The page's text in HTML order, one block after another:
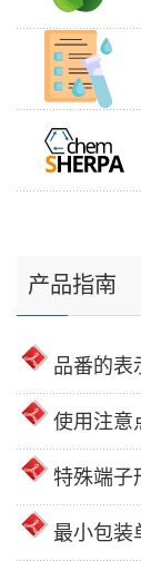
产品指南
品番的表
使用注意
特殊端子
最小包装